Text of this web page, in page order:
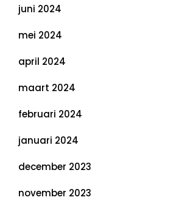
juni 2024
mei 2024
april 2024
maart 2024
februari 2024
januari 2024
december 2023
november 2023